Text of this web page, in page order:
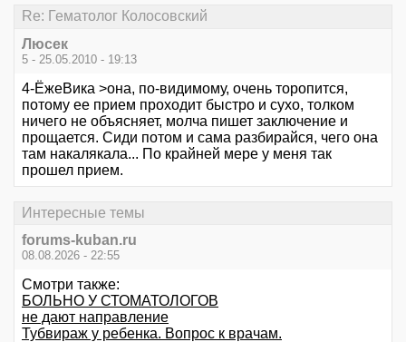
Re: Гематолог Колосовский
Люсек
5 - 25.05.2010 - 19:13
4-ЁжеВика >она, по-видимому, очень торопится,
потому ее прием проходит быстро и сухо, толком
ничего не объясняет, молча пишет заключение и
прощается. Сиди потом и сама разбирайся, чего она
там накалякала... По крайней мере у меня так
прошел прием.
Интересные темы
forums-kuban.ru
08.08.2026 - 22:55
Смотри также:
БОЛЬНО У СТОМАТОЛОГОВ
не дают направление
Тубвираж у ребенка. Вопрос к врачам.